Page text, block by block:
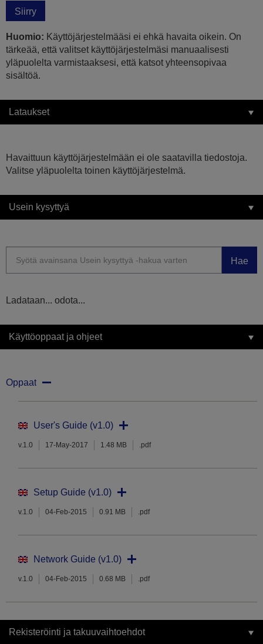
Siirry
Huomio: Käyttöjärjestelmääsi ei ehkä havaita oikein. On
tärkeää, että valitset käyttöjärjestelmäsi manuaalisesti
yläpuolelta varmistaaksesi, että katsot yhteensopivaa
sisältöä.
Lataukset
Havaittuun käyttöjärjestelmään ei ole saatavilla tiedostoja.
Valitse yläpuolelta toinen käyttöjärjestelmä.
Usein kysyttyä
Hae
Ladataan... odota...
Käyttöoppaat ja ohjeet
Oppaat
User's Guide (v1.0)
v.1.0 17-May-2017 1.48 MB .pdf
Setup Guide (v1.0)
v.1.0 04-Feb-2015 0.91 MB .pdf
Network Guide (v1.0)
v.1.0 04-Feb-2015 0.68 MB .pdf
Rekisteröinti ja takuuvaihtoehdot